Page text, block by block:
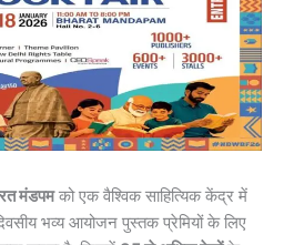
मंडपमको एक वैश्विक साहित्यिक केंद्र में
भव्य आयोजन पुस्तक प्रेमियों के लिए